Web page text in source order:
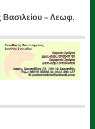
– Λεωφ.